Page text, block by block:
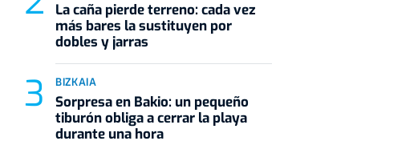
La caña pierde terreno: cada vez
más bares la sustituyen por
dobles y jarras
BIZKAIA
Sorpresa en Bakio: un pequeño
tiburón obliga a cerrar la playa
durante una hora